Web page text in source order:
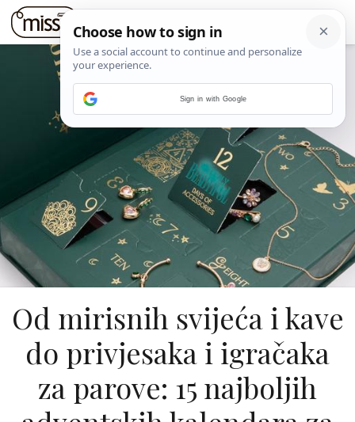
Od mirisnih svijeća i kave
do privjesaka i igračaka
za parove: 15 najboljih
Sign in with Google